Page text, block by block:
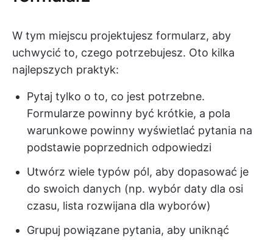
W tym miejscu projektujesz formularz, aby
uchwycić to, czego potrzebujesz. Oto kilka
najlepszych praktyk:
Pytaj tylko o to, co jest potrzebne.
Formularze powinny być krótkie, a pola
warunkowe powinny wyświetlać pytania na
podstawie poprzednich odpowiedzi
Utwórz wiele typów pól, aby dopasować je
do swoich danych (np. wybór daty dla osi
czasu, lista rozwijana dla wyborów)
Grupuj powiązane pytania, aby uniknąć